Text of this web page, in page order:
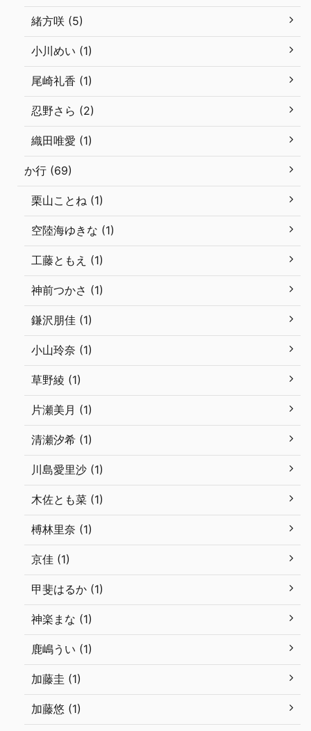
緒方咲 (5)
小川めい (1)
尾崎礼香 (1)
忍野さら (2)
織田唯愛 (1)
か行 (69)
栗山ことね (1)
空陸海ゆきな (1)
工藤ともえ (1)
神前つかさ (1)
鎌沢朋佳 (1)
小山玲奈 (1)
草野綾 (1)
片瀬美月 (1)
清瀬汐希 (1)
川島愛里沙 (1)
木佐とも菜 (1)
榑林里奈 (1)
京佳 (1)
甲斐はるか (1)
神楽まな (1)
鹿嶋うい (1)
加藤圭 (1)
加藤悠 (1)